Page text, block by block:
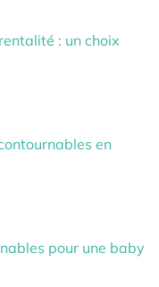
: un choix
en
pour une baby